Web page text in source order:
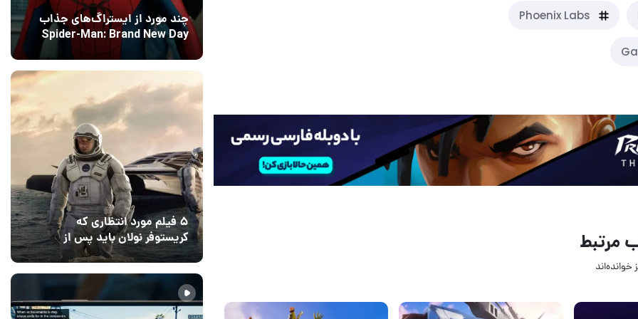
Phoenix Labs
مرتبط
خوانده‌اند
چند مورد از ایستراگ‌های جذاب
Spider-Man: Brand New Day
فاش شدند
5
۵ فیلم مورد انتظاری که
کریستوفر نولان باید پس از
ادیسه بسازد
2 12 مرداد 1405